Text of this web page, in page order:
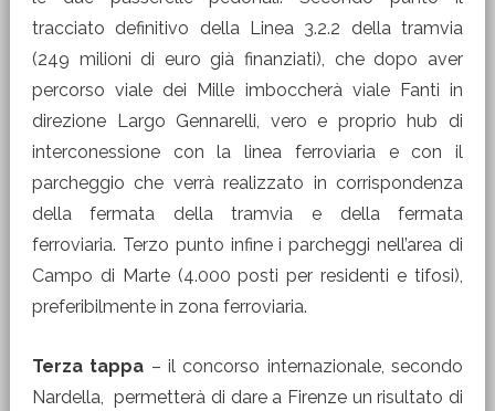
tracciato definitivo della Linea 3.2.2 della tramvia
(249 milioni di euro già finanziati), che dopo aver
percorso viale dei Mille imboccherà viale Fanti in
direzione Largo Gennarelli, vero e proprio hub di
interconessione con la linea ferroviaria e con il
parcheggio che verrà realizzato in corrispondenza
della fermata della tramvia e della fermata
ferroviaria. Terzo punto infine i parcheggi nell’area di
Campo di Marte (4.000 posti per residenti e tifosi),
preferibilmente in zona ferroviaria.
Terza tappa – il concorso internazionale, secondo
Nardella, permetterà di dare a Firenze un risultato di